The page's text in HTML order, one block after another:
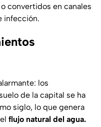
convertidos en canales
infección.
los
de la capital se ha
siglo, lo que genera
flujo natural del agua.